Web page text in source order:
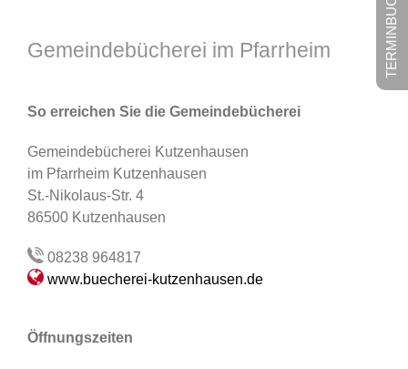
Gemeindebücherei im Pfarrheim
So erreichen Sie die Gemeindebücherei
Gemeindebücherei Kutzenhausen
im Pfarrheim Kutzenhausen
St.-Nikolaus-Str. 4
86500 Kutzenhausen
08238 964817
www.buecherei-kutzenhausen.de
Öffnungszeiten